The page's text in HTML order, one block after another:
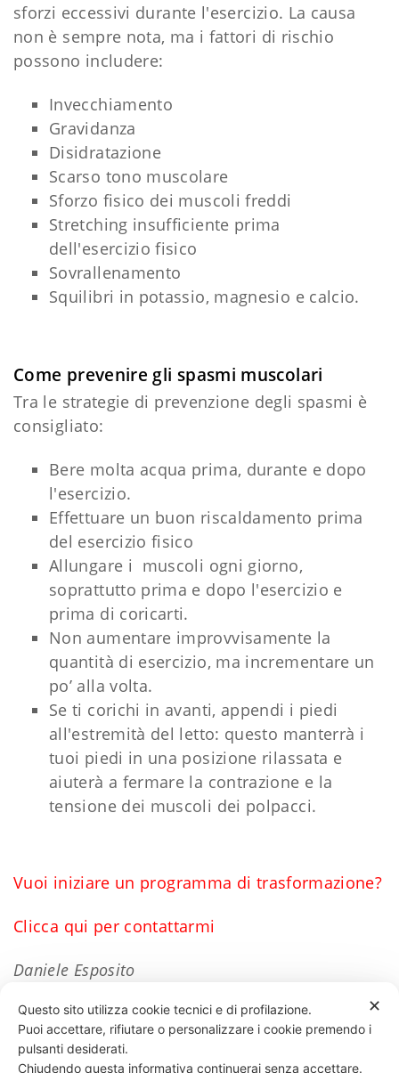
sforzi eccessivi durante l'esercizio. La causa
non è sempre nota, ma i fattori di rischio
possono includere:
Invecchiamento
Gravidanza
Disidratazione
Scarso tono muscolare
Sforzo fisico dei muscoli freddi
Stretching insufficiente prima
dell'esercizio fisico
Sovrallenamento
Squilibri in potassio, magnesio e calcio.
Come prevenire gli spasmi muscolari
Tra le strategie di prevenzione degli spasmi è
consigliato:
Bere molta acqua prima, durante e dopo
l'esercizio.
Effettuare un buon riscaldamento prima
del esercizio fisico
Allungare i muscoli ogni giorno,
soprattutto prima e dopo l'esercizio e
prima di coricarti.
Non aumentare improvvisamente la
quantità di esercizio, ma incrementare un
po’ alla volta.
Se ti corichi in avanti, appendi i piedi
all'estremità del letto: questo manterrà i
tuoi piedi in una posizione rilassata e
aiuterà a fermare la contrazione e la
tensione dei muscoli dei polpacci.
Vuoi iniziare un programma di trasformazione?
Clicca qui per contattarmi
Daniele Esposito
78 LIKES
✕
Questo sito utilizza cookie tecnici e di profilazione.
Puoi accettare, rifiutare o personalizzare i cookie premendo i
pulsanti desiderati.
Chiudendo questa informativa continuerai senza accettare.